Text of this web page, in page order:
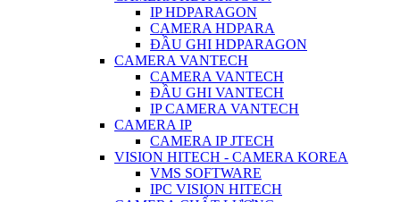
IP HDPARAGON
CAMERA HDPARA
ĐẦU GHI HDPARAGON
CAMERA VANTECH
CAMERA VANTECH
ĐẦU GHI VANTECH
IP CAMERA VANTECH
CAMERA IP
CAMERA IP JTECH
VISION HITECH - CAMERA KOREA
VMS SOFTWARE
IPC VISION HITECH